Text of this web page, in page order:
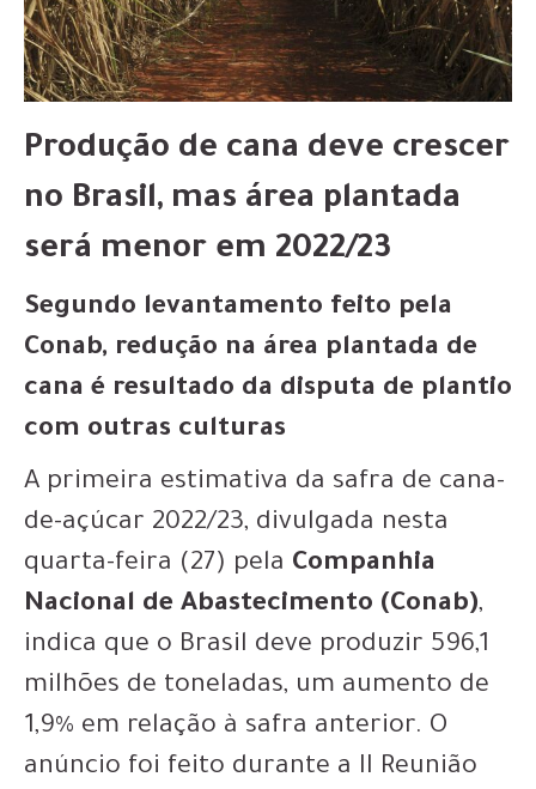
Produção de cana deve crescer
no Brasil, mas área plantada
será menor em 2022/23
Segundo levantamento feito pela
Conab, redução na área plantada de
cana é resultado da disputa de plantio
com outras culturas
A primeira estimativa da safra de cana-
de-açúcar 2022/23, divulgada nesta
quarta-feira (27) pela Companhia
Nacional de Abastecimento (Conab),
indica que o Brasil deve produzir 596,1
milhões de toneladas, um aumento de
1,9% em relação à safra anterior. O
anúncio foi feito durante a II Reunião